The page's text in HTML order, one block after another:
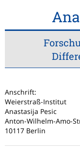
Anschrift:
Weierstraß-Institut
Anastasija Pesic
Anton-Wilhelm-Amo-
10117 Berlin